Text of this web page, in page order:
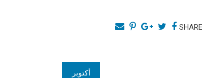
SHARE
أكتوبر